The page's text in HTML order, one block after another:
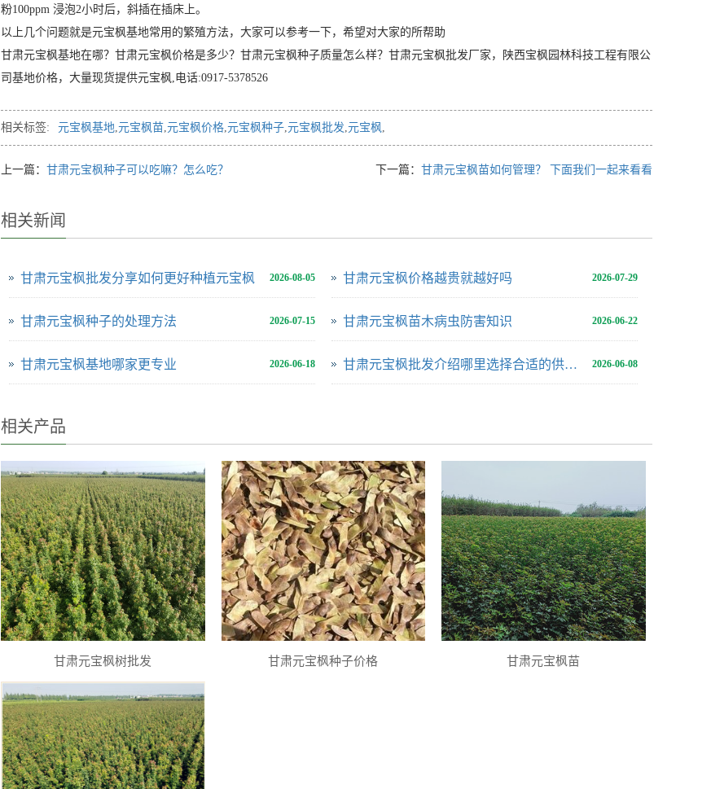
粉100ppm 浸泡2小时后，斜插在插床上。
以上几个问题就是元宝枫基地常用的繁殖方法，大家可以参考一下，希望对大家的所帮助
甘肃元宝枫基地在哪？甘肃元宝枫价格是多少？甘肃元宝枫种子质量怎么样？甘肃元宝枫批发厂家，陕西宝枫园林科技工程有限公
司基地价格，大量现货提供元宝枫,电话:0917-5378526
相关标签: 元宝枫基地,元宝枫苗,元宝枫价格,元宝枫种子,元宝枫批发,元宝枫,
上一篇： 甘肃元宝枫种子可以吃嘛？怎么吃？ 下一篇： 甘肃元宝枫苗如何管理？ 下面我们一起来看看
相关新闻
2026-08-05
甘肃元宝枫批发分享如何更好种植元宝枫 2026-07-29
甘肃元宝枫价格越贵就越好吗
2026-07-15
甘肃元宝枫种子的处理方法 2026-06-22
甘肃元宝枫苗木病虫防害知识
2026-06-18
甘肃元宝枫基地哪家更专业 2026-06-08
甘肃元宝枫批发介绍哪里选择合适的供应地
相关产品
甘肃元宝枫树批发 甘肃元宝枫种子价格 甘肃元宝枫苗